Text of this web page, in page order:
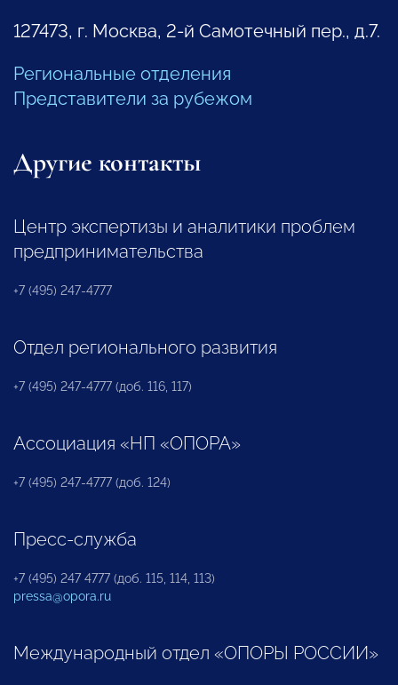
127473, г. Москва, 2-й Самотечный пер., д.7.
Региональные отделения
Представители за рубежом
Другие контакты
Центр экспертизы и аналитики проблем
предпринимательства
+7 (495) 247-4777
Отдел регионального развития
+7 (495) 247-4777 (доб. 116, 117)
Ассоциация «НП «ОПОРА»
+7 (495) 247-4777 (доб. 124)
Пресс-служба
+7 (495) 247 4777 (доб. 115, 114, 113)
pressa@opora.ru
Международный отдел «ОПОРЫ РОССИИ»